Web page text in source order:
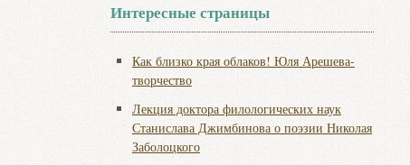
Интересные страницы
Как близко края облаков! Юля Арешева-
творчество
Лекция доктора филологических наук
Станислава Джимбинова о поэзии Николая
Заболоцкого